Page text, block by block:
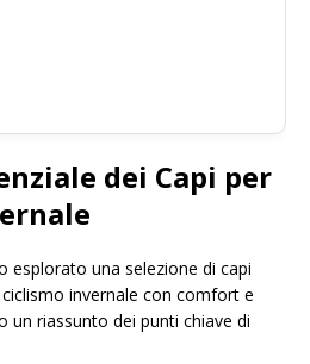
dei Capi per
esplorato una selezione di capi
invernale con comfort e
un riassunto dei punti chiave di